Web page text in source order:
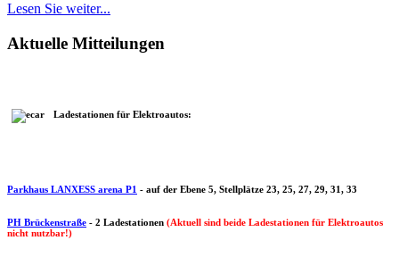
Lesen Sie weiter...
Aktuelle Mitteilungen
Ladestationen für Elektroautos:
Parkhaus LANXESS arena P1 - auf der Ebene 5, Stellplätze 23, 25, 27, 29, 31, 33
PH Brückenstraße - 2 Ladestationen (Aktuell sind beide Ladestationen für Elektroautos
nicht nutzbar!)